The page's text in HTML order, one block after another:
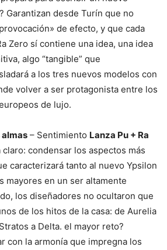
Garantizan desde Turín que no
de efecto, y que cada
Zero sí contiene una idea, una idea
algo “tangible” que
a los tres nuevos modelos con
volver a ser protagonista entre los
de lujo.
almas – Sentimiento Lanza Pu + Ra
condensar los aspectos más
caracterizará tanto al nuevo Ypsilon
mayores en un ser altamente
los diseñadores no ocultaron que
de los hitos de la casa: de Aurelia
a Delta. el mayor reto?
con la armonía que impregna los